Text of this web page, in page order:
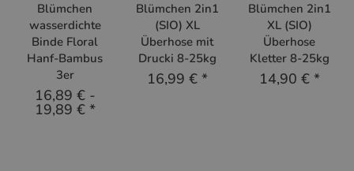
Blümchen
wasserdichte
Binde Floral
Hanf-Bambus
3er
16,89 €-
19,89 € *
Blümchen 2in1
(SIO) XL
Überhose mit
Drucki 8-25kg
16,99 € *
Blümchen 2in1
XL (SIO)
Überhose
Kletter 8-25kg
14,90 € *